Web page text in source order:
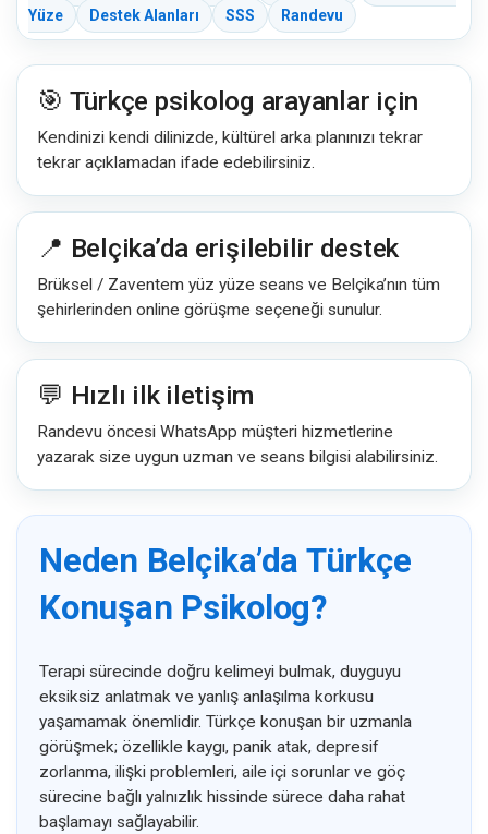
Yüze
Destek Alanları SSS Randevu
🎯 Türkçe psikolog arayanlar için
Kendinizi kendi dilinizde, kültürel arka planınızı tekrar
tekrar açıklamadan ifade edebilirsiniz.
📍 Belçika’da erişilebilir destek
Brüksel / Zaventem yüz yüze seans ve Belçika’nın tüm
şehirlerinden online görüşme seçeneği sunulur.
💬 Hızlı ilk iletişim
Randevu öncesi WhatsApp müşteri hizmetlerine
yazarak size uygun uzman ve seans bilgisi alabilirsiniz.
Neden Belçika’da Türkçe
Konuşan Psikolog?
Terapi sürecinde doğru kelimeyi bulmak, duyguyu
eksiksiz anlatmak ve yanlış anlaşılma korkusu
yaşamamak önemlidir. Türkçe konuşan bir uzmanla
görüşmek; özellikle kaygı, panik atak, depresif
zorlanma, ilişki problemleri, aile içi sorunlar ve göç
sürecine bağlı yalnızlık hissinde sürece daha rahat
başlamayı sağlayabilir.